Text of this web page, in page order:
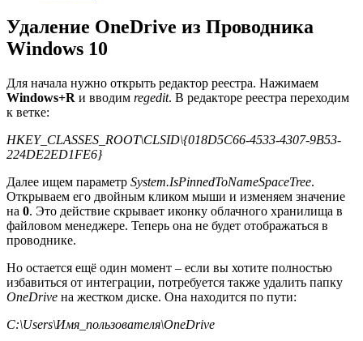
Удаление OneDrive из Проводника
Windows 10
Для начала нужно открыть редактор реестра. Нажимаем
Windows+R и вводим regedit. В редакторе реестра переходим
к ветке:
HKEY_CLASSES_ROOT\CLSID\{018D5C66-4533-4307-9B53-
224DE2ED1FE6}
Далее ищем параметр System.IsPinnedToNameSpaceTree.
Открываем его двойным кликом мыши и изменяем значение
на 0. Это действие скрывает иконку облачного хранилища в
файловом менеджере. Теперь она не будет отображаться в
проводнике.
Но остается ещё один момент – если вы хотите полностью
избавиться от интеграции, потребуется также удалить папку
OneDrive на жестком диске. Она находится по пути:
C:\Users\Имя_пользователя\OneDrive